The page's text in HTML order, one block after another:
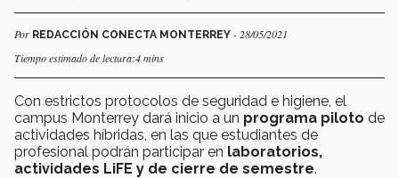
Por REDACCIÓN CONECTA MONTERREY - 28/05/2021
Tiempo estimado de lectura:4 mins
Con estrictos protocolos de seguridad e higiene, el
campus Monterrey dará inicio a un programa piloto de
actividades híbridas, en las que estudiantes de
profesional podrán participar en laboratorios,
actividades LiFE y de cierre de semestre.